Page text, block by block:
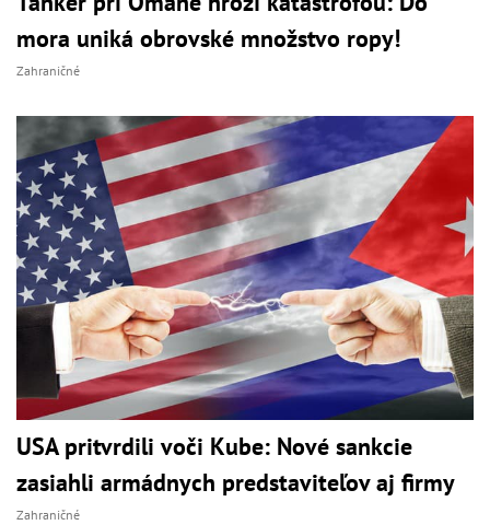
mora uniká obrovské množstvo ropy!
Zahraničné
USA pritvrdili voči Kube: Nové sankcie
zasiahli armádnych predstaviteľov aj firmy
Zahraničné